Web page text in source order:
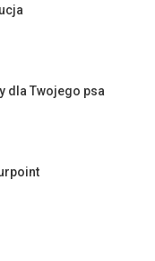
dla Twojego psa